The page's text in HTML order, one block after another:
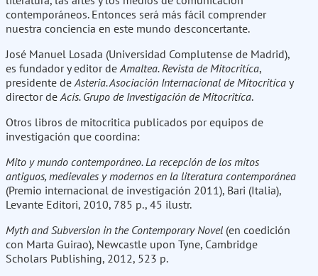
contemporáneos. Entonces será más fácil comprender
nuestra conciencia en este mundo desconcertante.
José Manuel Losada (Universidad Complutense de Madrid),
es fundador y editor deAmaltea. Revista de Mitocritíca,
presidente deAsteria. Asociación Internacional de Mitocritíca y
director deAcis. Grupo de Investigación de Mitocritíca.
Otros libros de mitocritica publicados por equipos de
investigación que coordina:
Mito y mundo contemporáneo. La recepción de los mitos
antiguos, medievales y modernos en la literatura contemporánea
(Premio internacional de investigación 2011), Bari (Italia),
Levante Editori, 2010, 785 p., 45 ilustr.
Myth and Subversion in the Contemporary Novel (en coedición
con Marta Guirao), Newcastle upon Tyne, Cambridge
Scholars Publishing, 2012, 523 p.